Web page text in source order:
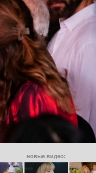
новые видео: